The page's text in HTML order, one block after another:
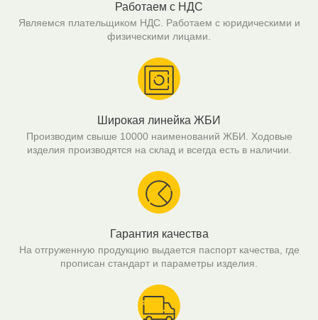
Работаем с НДС
Являемся плательщиком НДС. Работаем с юридическими и
физическими лицами.
Широкая линейка ЖБИ
Производим свыше 10000 наименований ЖБИ. Ходовые
изделия производятся на склад и всегда есть в наличии.
Гарантия качества
На отгруженную продукцию выдается паспорт качества, где
прописан стандарт и параметры изделия.